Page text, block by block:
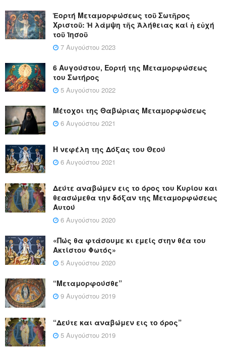
Ἑορτή Μεταμορφώσεως τοῦ Σωτῆρος
Χριστοῦ: Ἡ λάμψη τῆς Ἀλήθειας καί ἡ εὐχή
τοῦ Ἰησοῦ
7 Αυγούστου 2023
6 Αυγούστου, Εορτή της Μεταμορφώσεως
του Σωτήρος
5 Αυγούστου 2022
Μέτοχοι της Θαβώριας Μεταμορφώσεως
6 Αυγούστου 2021
Η νεφέλη της Δόξας του Θεού
6 Αυγούστου 2021
Δεύτε αναβώμεν εις το όρος του Κυρίου και
θεασώμεθα την δόξαν της Μεταμορφώσεως
Αυτού
6 Αυγούστου 2020
«Πώς θα φτάσουμε κι εμείς στην θέα του
Ακτίστου Φωτός»
5 Αυγούστου 2020
“Μεταμορφούσθε”
9 Αυγούστου 2019
“Δεύτε και αναβώμεν εις το όρος”
5 Αυγούστου 2019